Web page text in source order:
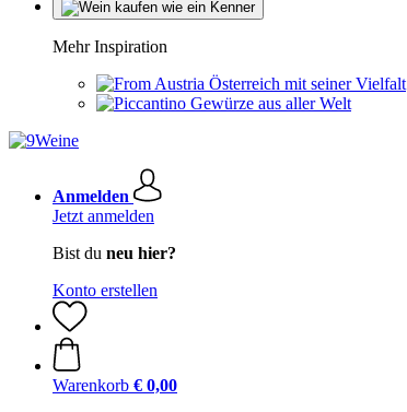
Mehr Inspiration
Österreich mit seiner Vielfalt
Gewürze aus aller Welt
Anmelden
Jetzt anmelden
Bist du neu hier?
Konto erstellen
Warenkorb € 0,00